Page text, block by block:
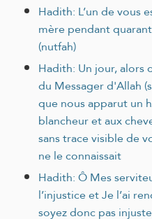
Hadith: L’un de vous
mère pendant
(nutfah)
Hadith: Un jour, alors
du Messager d'Allah
que nous apparut un
blancheur et aux
sans trace visible de
ne le connaissait
Hadith: Ô Mes
l’injustice et Je l’ai
soyez donc pas